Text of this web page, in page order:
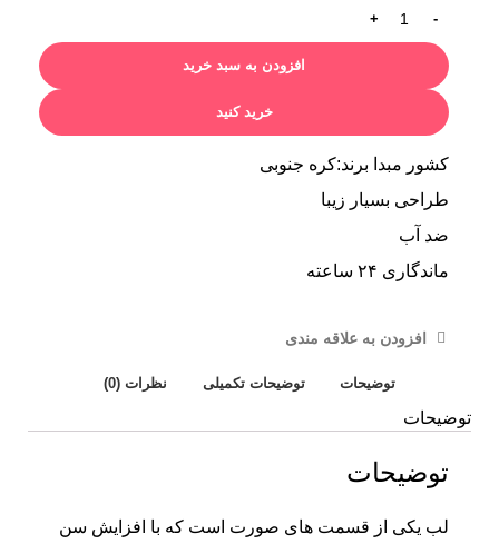
افزودن به سبد خرید
خرید کنید
کشور مبدا برند:کره جنوبی
طراحی بسیار زیبا
ضد آب
ماندگاری ۲۴ ساعته
افزودن به علاقه مندی
توضیحات توضیحات تکمیلی نظرات (0)
توضیحات
توضیحات
لب یکی از قسمت های صورت است که با افزایش سن